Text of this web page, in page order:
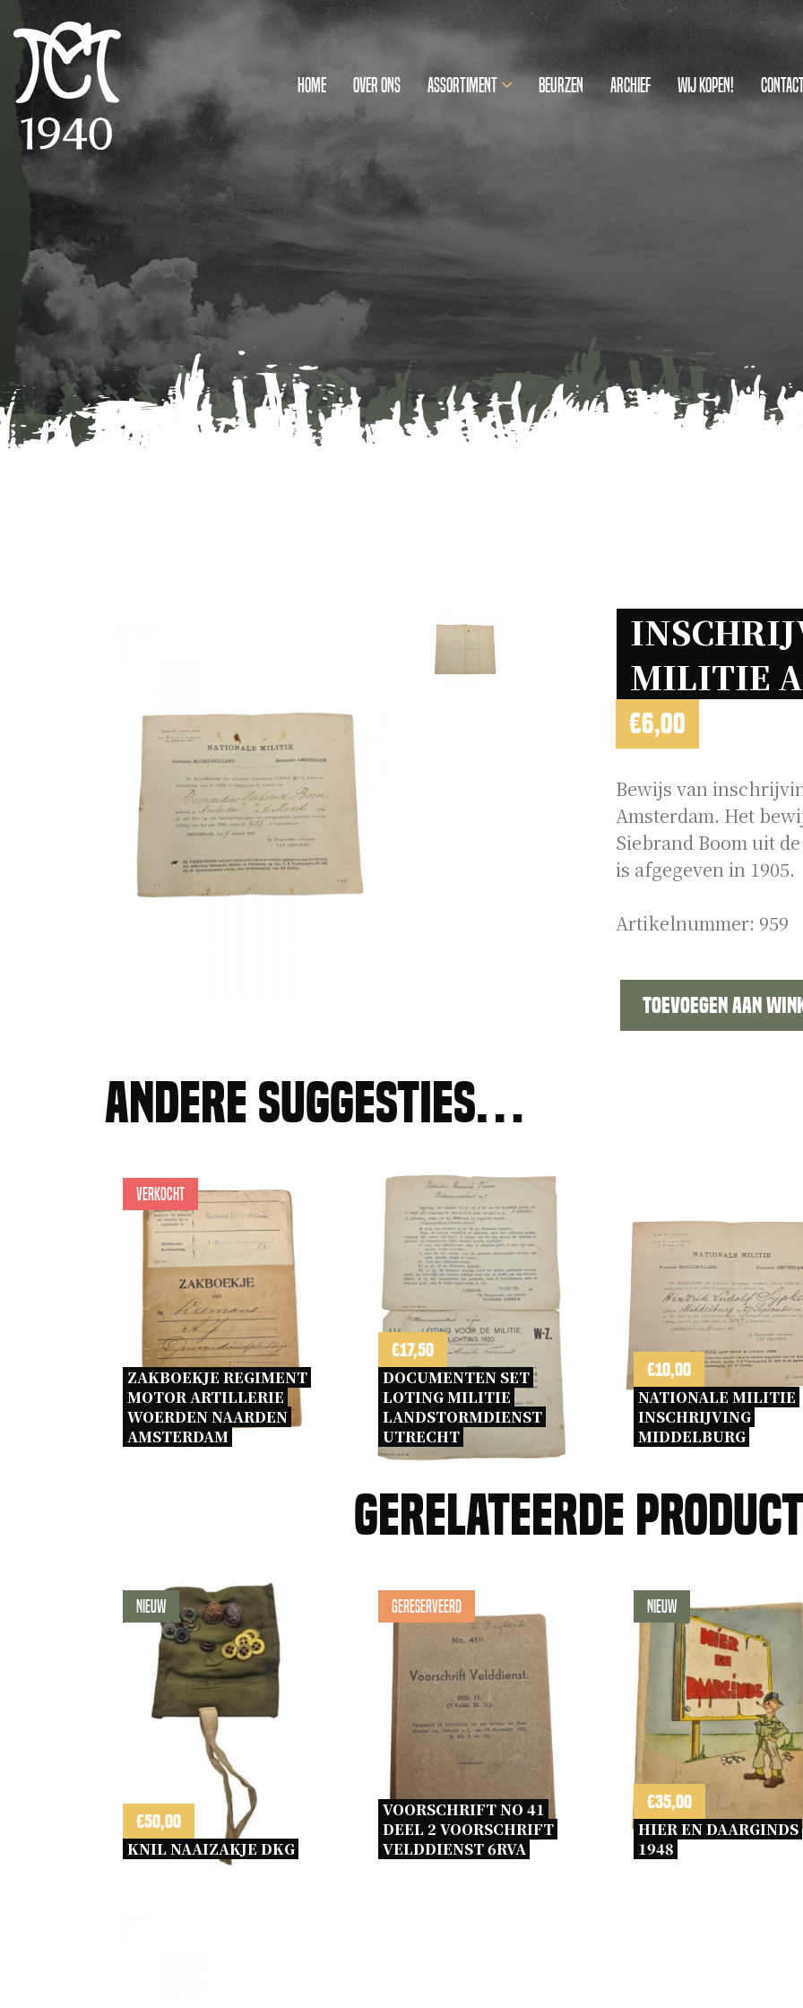
Home Over ons Assortiment Beurzen Archief Wij kopen!
MILITIE
€6,00
Bewijs van
Amsterdam. Het
Siebrand Boom uit
is afgegeven in 1905.
Artikelnummer: 959
Inschrijving
Toevoegen aan
Andere suggesties…
Verkocht
ZAKBOEKJE REGIMENT
MOTOR ARTILLERIE
WOERDEN NAARDEN
AMSTERDAM
€17,50
DOCUMENTEN SET
LOTING MILITIE
LANDSTORMDIENST
UTRECHT
€10,00
NATIONALE MILITIE
INSCHRIJVING
MIDDELBURG
Gerelateerde
Nieuw
€50,00
KNIL NAAIZAKJE DKG
Gereserveerd
VOORSCHRIFT NO 41
DEEL 2 VOORSCHRIFT
VELDDIENST 6RVA
Nieuw
€35,00
HIER EN DAARGINDS
1948